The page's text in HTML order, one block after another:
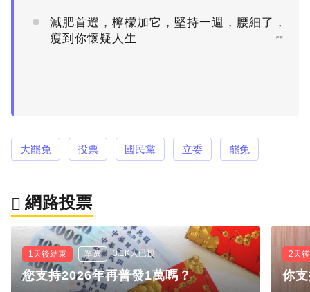
減肥首選，檸檬加它，堅持一週，腰細了，
瘦到你懷疑人生
PR
大罷免 投票 國民黨 立委 罷免
網路投票
1天後結束 單選 3.1K人已投
您支持2026年再普發1萬嗎？
2天
你